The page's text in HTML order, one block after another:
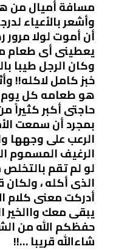
مسافة أميال من
وأشعر بالأعياء
أن أموت لولا
يعطينى أى طعام
وكان الرجل طيبا
خبز كامل لاكله!!
هو طعامه كل يوم
حاجتى أكبر كثيراً
بمجرد أن سمعت
الرعب على وجهها
الرغيف المسموم
لو لم تقم
الذى أكله ، ولكان
أدركت معنى كلام
يبقى معك واالخير
حفظكم الله من
شاءالله قريبا …!!